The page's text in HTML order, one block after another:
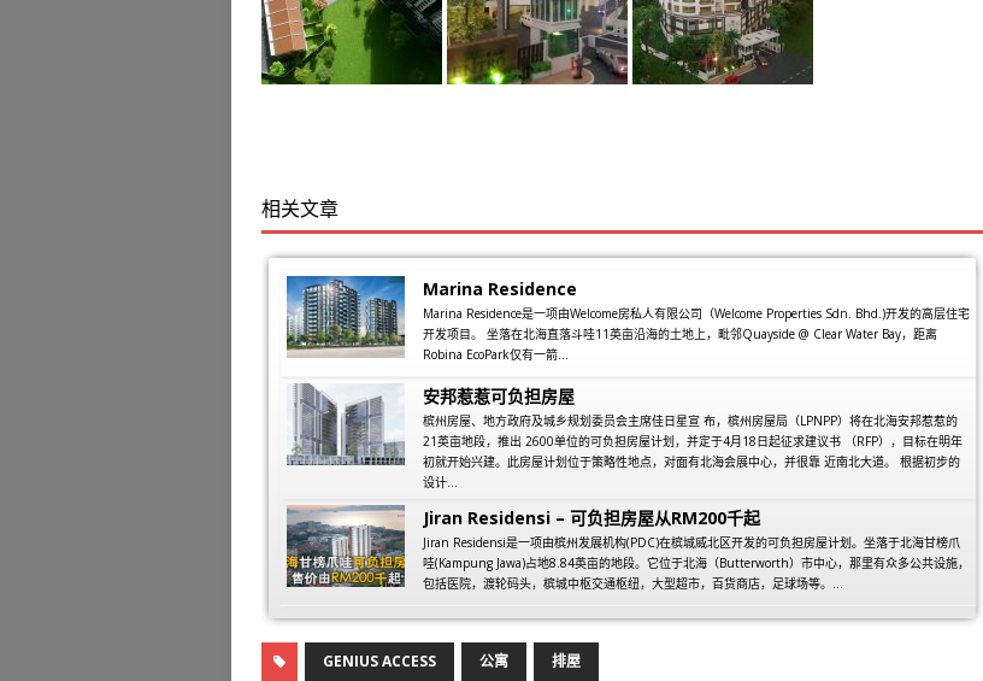
相关文章
Marina Residence
Marina Residence是一项由Welcome房私人有限公司（Welcome Properties Sdn. Bhd.)开发的高层住宅
开发项目。 坐落在北海直落斗哇11英亩沿海的土地上，毗邻Quayside @ Clear Water Bay，距离
Robina EcoPark仅有一箭...
安邦惹惹可负担房屋
槟州房屋、地方政府及城乡规划委员会主席佳日星宣 布，槟州房屋局（LPNPP）将在北海安邦惹惹的
21英亩地段，推出 2600单位的可负担房屋计划，并定于4月18日起征求建议书 （RFP），目标在明年
初就开始兴建。此房屋计划位于策略性地点，对面有北海会展中心，并很靠 近南北大道。 根据初步的
设计...
Jiran Residensi – 可负担房屋从RM200千起
Jiran Residensi是一项由槟州发展机构(PDC)在槟城威北区开发的可负担房屋计划。坐落于北海甘榜爪
哇(Kampung Jawa)占地8.84英亩的地段。它位于北海（Butterworth）市中心，那里有众多公共设施，
包括医院，渡轮码头，槟城中枢交通枢纽，大型超市，百货商店，足球场等。...
GENIUS ACCESS 公寓 排屋